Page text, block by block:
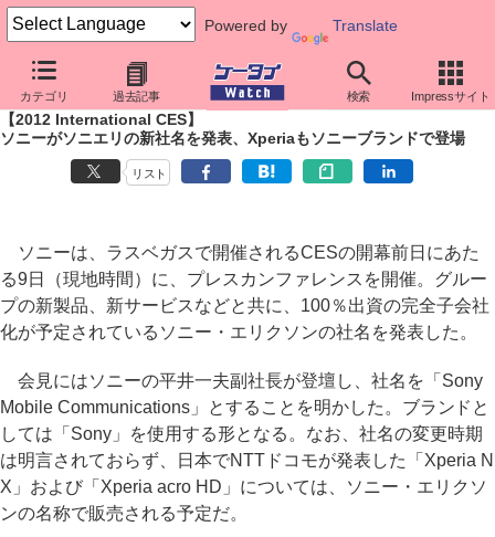
Powered by Translate
カテゴリ 過去記事 検索 Impressサイト
ケータイ Watch イベント CES
2012
【2012 International CES】
ソニーがソニエリの新社名を発表、Xperiaもソニーブランドで登場
リスト
ソニーは、ラスベガスで開催されるCESの開幕前日にあた
る9日（現地時間）に、プレスカンファレンスを開催。グルー
プの新製品、新サービスなどと共に、100％出資の完全子会社
化が予定されているソニー・エリクソンの社名を発表した。
会見にはソニーの平井一夫副社長が登壇し、社名を「Sony
Mobile Communications」とすることを明かした。ブランドと
しては「Sony」を使用する形となる。なお、社名の変更時期
は明言されておらず、日本でNTTドコモが発表した「Xperia N
X」および「Xperia acro HD」については、ソニー・エリクソ
ンの名称で販売される予定だ。